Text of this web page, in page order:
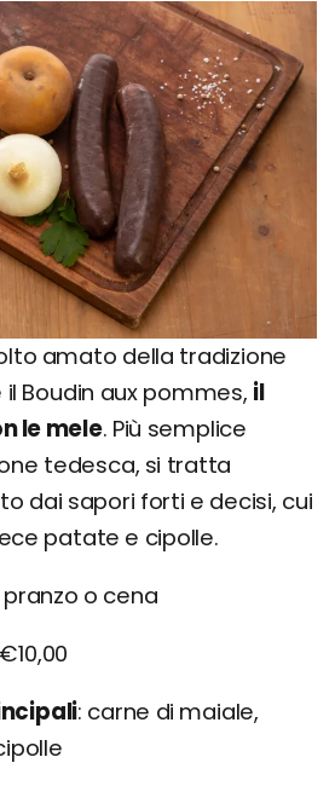
amato della tradizione
Boudin aux pommes, il
le mele. Più semplice
tedesca, si tratta
dai sapori forti e decisi, cui
patate e cipolle.
pranzo o cena
€10,00
carne di maiale,